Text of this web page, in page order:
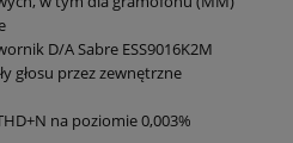
D/A Sabre ESS9016K2M
głosu przez zewnętrzne
na poziomie 0,003%